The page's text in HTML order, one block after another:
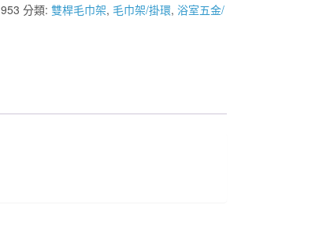
分類: 雙桿毛巾架, 毛巾架/掛環, 浴室五金/